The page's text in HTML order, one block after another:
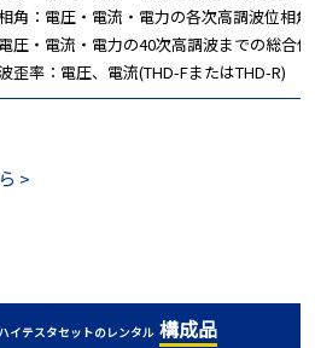
角：電圧・電流・電力の各次高調波位相角
圧・電流・電力の40次高調波までの総合値
歪率：電圧、電流(THD-FまたはTHD-R)
>
イテスタセットのレンタル 構成品